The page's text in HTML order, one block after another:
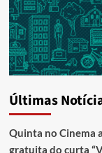
Últimas
Quinta no Cinema
gratuita do curta